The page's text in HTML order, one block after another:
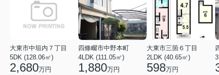
大東市中垣内７丁目
5DK (128.06㎡)
2,680万円
四條畷市中野本町
4LDK (111.05㎡)
1,880万円
大東市三箇６丁目
2LDK (40.65㎡)
598万円